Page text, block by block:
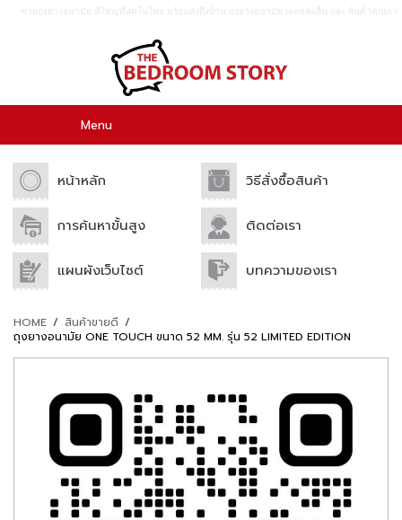
ขายถุงยางอนามัย ที่ใหญ่ที่สุดในไทย พร้อมส่งถึงบ้าน ถุงยางอนามัย เจลหล่อลื่น เเละ สินค้าคุณภา
Menu
หน้าหลัก วิธีสั่งซื้อสินค้า
การค้นหาขั้นสูง ติดต่อเรา
แผนผังเว็บไซต์ บทความของเรา
HOME / สินค้าขายดี /
ถุงยางอนามัย ONE TOUCH ขนาด 52 MM. รุ่น 52 LIMITED EDITION